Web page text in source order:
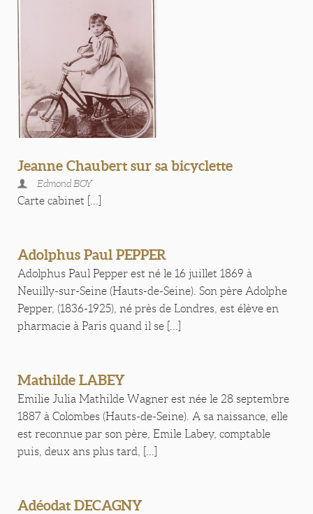
Jeanne Chaubert sur sa bicyclette
Edmond BOY
Carte cabinet [...]
Adolphus Paul PEPPER
Adolphus Paul Pepper est né le 16 juillet 1869 à
Neuilly-sur-Seine (Hauts-de-Seine). Son père Adolphe
Pepper, (1836-1925), né près de Londres, est élève en
pharmacie à Paris quand il se [...]
Mathilde LABEY
Emilie Julia Mathilde Wagner est née le 28 septembre
1887 à Colombes (Hauts-de-Seine). A sa naissance, elle
est reconnue par son père, Emile Labey, comptable
puis, deux ans plus tard, [...]
Adéodat DECAGNY